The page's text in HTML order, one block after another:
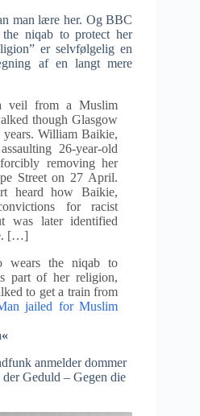
man lære her. Og BBC
niqab to protect her
er selvfølgelig en
af en langt mere
veil from a Muslim
though Glasgow
William Baikie,
26-year-old
removing her
Street on 27 April.
heard how Baikie,
for racist
was later identified
[…]
wears the niqab to
part of her religion,
to get a train from
jailed for Muslim
anmelder dommer
der Geduld – Gegen die